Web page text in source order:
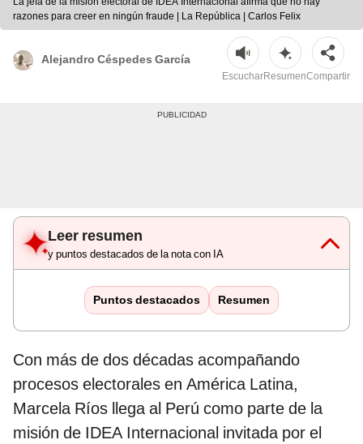
razones para creer en ningún fraude | La República | Carlos Felix
Alejandro Céspedes García
EscucharResumenCompartir
Leer resumen
y puntos destacados de la nota con IA
Puntos destacados Resumen
Con más de dos décadas acompañando
procesos electorales en América Latina,
Marcela Ríos llega al Perú como parte de la
misión de IDEA Internacional invitada por el